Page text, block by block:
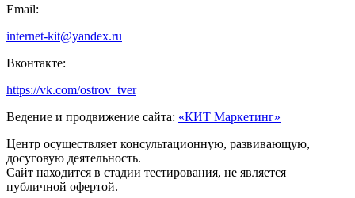
Email:
internet-kit@yandex.ru
Вконтакте:
https://vk.com/ostrov_tver
Ведение и продвижение сайта: «КИТ Маркетинг»
Центр осуществляет консультационную, развивающую,
досуговую деятельность.
Сайт находится в стадии тестирования, не является
публичной офертой.